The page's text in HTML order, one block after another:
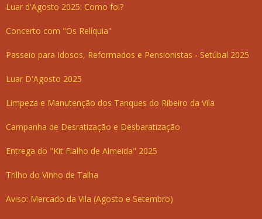
Luar d'Agosto 2025: Como foi?
Concerto com "Os Relíquia"
Passeio para Idosos, Reformados e Pensionistas - Setúbal 2025
Luar D'Agosto 2025
Limpeza e Manutenção dos Tanques do Ribeiro da Vila
Campanha de Desratização e Desbaratização
Entrega do "Kit Fialho de Almeida" 2025
Trilho do Vinho de Talha
Aviso: Mercado da Vila (Agosto e Setembro)